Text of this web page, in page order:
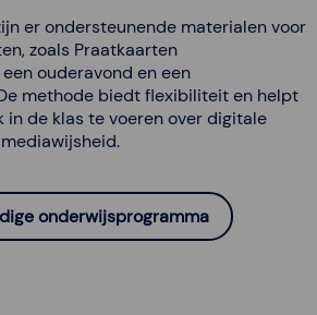
er ondersteunende materialen voor
zoals Praatkaarten
ouderavond en een
methode biedt flexibiliteit en helpt
in de klas te voeren over digitale
onderwijsprogramma